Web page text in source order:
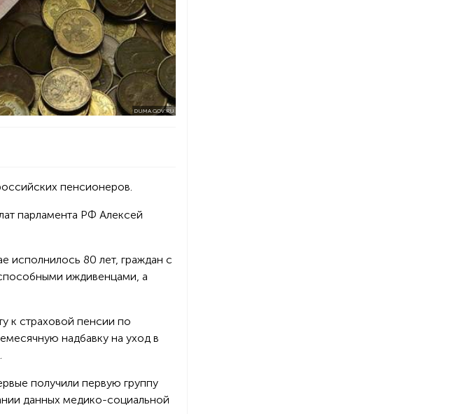
DUMA.GOV.RU
пенсионеров.
парламента РФ Алексей
исполнилось 80 лет, граждан с
иждивенцами, а
к страховой пенсии по
надбавку на уход в
получили первую группу
данных медико-социальной